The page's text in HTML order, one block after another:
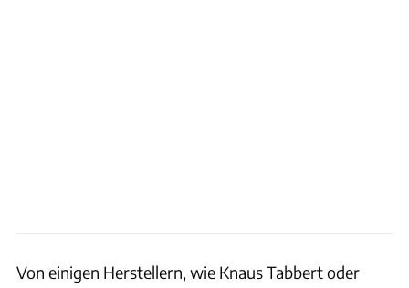
Von einigen Herstellern, wie Knaus Tabbert oder